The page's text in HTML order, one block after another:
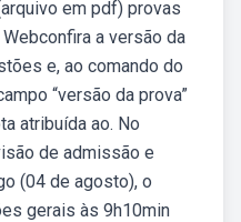
em pdf) provas
a versão da
e, ao comando do
“versão da prova”
atribuída ao. No
de admissão e
(04 de agosto), o
gerais às 9h10min